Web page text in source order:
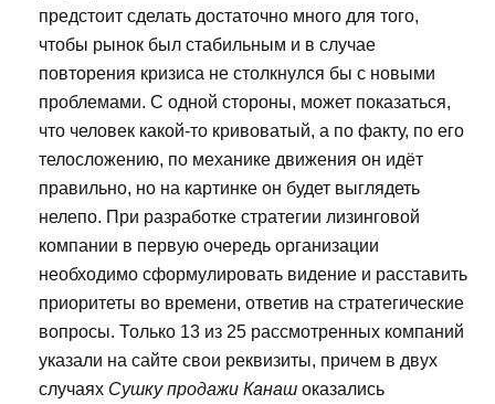
предстоит сделать достаточно много для того,
чтобы рынок был стабильным и в случае
повторения кризиса не столкнулся бы с новыми
проблемами. С одной стороны, может показаться,
что человек какой-то кривоватый, а по факту, по его
телосложению, по механике движения он идёт
правильно, но на картинке он будет выглядеть
нелепо. При разработке стратегии лизинговой
компании в первую очередь организации
необходимо сформулировать видение и расставить
приоритеты во времени, ответив на стратегические
вопросы. Только 13 из 25 рассмотренных компаний
указали на сайте свои реквизиты, причем в двух
случаях Сушку продажи Канаш оказались